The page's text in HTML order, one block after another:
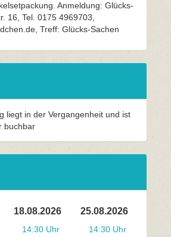
Anmeldung: Glücks-
16, Tel. 0175 4969703,
Treff: Glücks-Sachen
liegt in der Vergangenheit und ist
buchbar
18.08.2026
14:30 Uhr
25.08.2026
14:30 Uhr